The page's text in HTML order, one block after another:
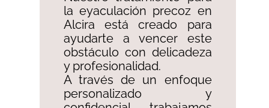
la eyaculación precoz en
Alcira está creado para
ayudarte a vencer este
obstáculo con delicadeza
y profesionalidad. ​
A través de un enfoque
personalizado y